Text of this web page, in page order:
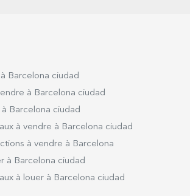
troisième étage avec cinq
doubles spacieux, dont un avec
magnifiques. Placards et deux
spacieuses. En
cette magnifique maison, vous
la maison de vos rêves améliorer
Vivez là où
de vivre ! Avec Durán Carasso
Barcelona ciudad
à Barcelona ciudad
Barcelona ciudad
à vendre à Barcelona ciudad
à vendre à Barcelona
à Barcelona ciudad
à louer à Barcelona ciudad